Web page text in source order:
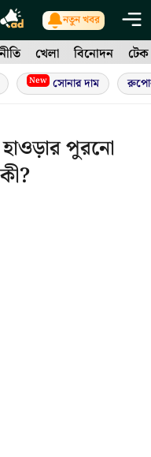
নতুন খবর
খেলা বিনোদন টেক
New সোনার দাম
পুরনো